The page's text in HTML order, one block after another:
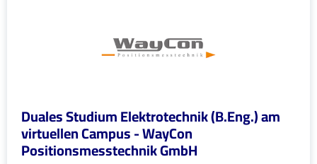
Duales Studium Elektrotechnik (B.Eng.) am
virtuellen Campus - WayCon
Positionsmesstechnik GmbH